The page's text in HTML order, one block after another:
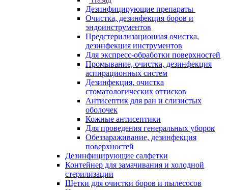
Дезинфицирующие препараты
Очистка, дезинфекция боров и
эндоинструментов
Предстерилизационная очистка,
дезинфекция инструментов
Для экспресс-обработки поверхностей
Промывание, очистка, дезинфекция
аспирационных систем
Дезинфекция, очистка
стоматологических оттисков
Антисептик для ран и слизистых
оболочек
Кожные антисептики
Для проведения генеральных уборок
Обеззараживание, дезинфекция
поверхностей
Дезинфицирующие салфетки
Контейнер для замачивания и холодной
стерилизации
Щетки для очистки боров и пылесосов